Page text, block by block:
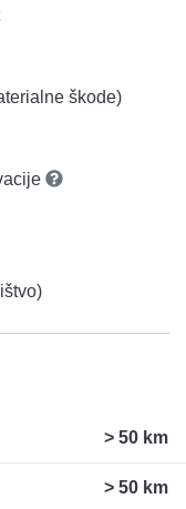
škode)
> 50 km
> 50 km